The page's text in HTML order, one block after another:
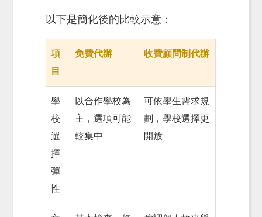
以下是簡化後的比較示意：
項
目
免費代辦 收費顧問制代辦
學
校
選
擇
彈
性
以合作學校為
主，選項可能
較集中
可依學生需求規
劃，學校選擇更
開放